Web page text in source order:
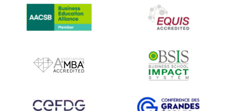
IMAGE
IMAGE
IMAGE